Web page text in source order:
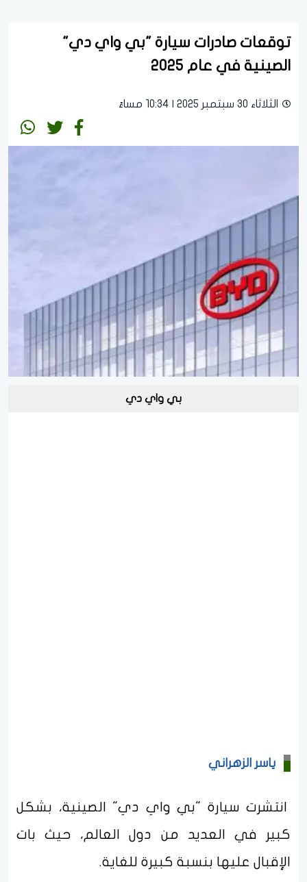
توقعات صادرات سيارة "بي واي دي"
الصينية في عام 2025
الثلاثاء 30 سبتمبر 2025 | 10:34 مساءً
بي واي دي
ياسر الزهراني
انتشرت سيارة "بي واي دي" الصينية، بشكل
كبير في العديد من دول العالم، حيث بات
الإقبال عليها بنسبة كبيرة للغاية.